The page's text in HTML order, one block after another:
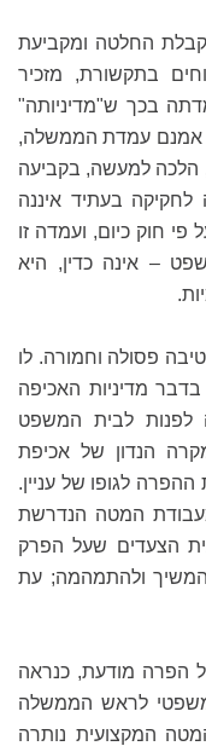
החלטה ומקביעת
בתקשורת, מזכיר
בכך ש"מדיניותה"
אמנם עמדת הממשלה,
הלכה למעשה, בקביעה
בעתיד איננה
חוק כיום, ועמדה זו
– אינה כדין, היא
פסולה וחמורה. לו
מדיניות האכיפה
לפנות לבית המשפט
הנדון של אכיפת
לגופו של עניין.
המטה הנדרשת
הצעדים שעל הפרק
ולהתמהמה; עת
הפרה מודעת, כנראה
לראש הממשלה
המקצועית נותרה